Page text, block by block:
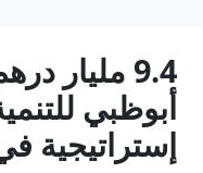
9.4 مليار
أبوظبي
إستراتيجية